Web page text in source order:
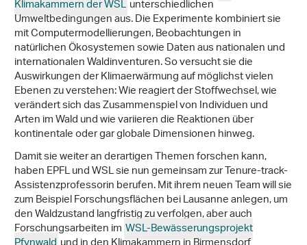
Klimakammern der WSLunterschiedlichen
Umweltbedingungen aus. Die Experimente kombiniert sie
mit Computermodellierungen, Beobachtungen in
natürlichen Ökosystemen sowie Daten aus nationalen und
internationalen Waldinventuren. So versucht sie die
Auswirkungen der Klimaerwärmung auf möglichst vielen
Ebenen zu verstehen: Wie reagiert der Stoffwechsel, wie
verändert sich das Zusammenspiel von Individuen und
Arten im Wald und wie variieren die Reaktionen über
kontinentale oder gar globale Dimensionen hinweg.
Damit sie weiter an derartigen Themen forschen kann,
haben EPFL und WSL sie nun gemeinsam zur Tenure-track-
Assistenzprofessorin berufen. Mit ihrem neuen Team will sie
zum Beispiel Forschungsflächen bei Lausanne anlegen, um
den Waldzustand langfristig zu verfolgen, aber auch
Forschungsarbeiten imWSL-Bewässerungsprojekt